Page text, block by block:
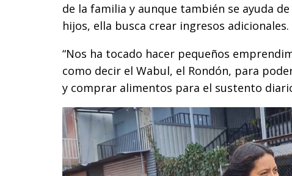
de la familia y aunque también se ayuda
hijos, ella busca crear ingresos adicionales.
“Nos ha tocado hacer pequeños
como decir el Wabul, el Rondón, para
y comprar alimentos para el sustento